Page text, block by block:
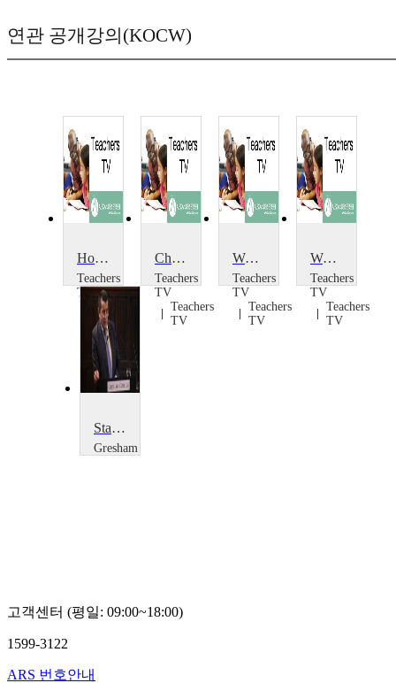
연관 공개강의(KOCW)
Holocaust: A Pre-war German Jewish Family
Teachers
TV
Teachers
TV
Children in World War II
Teachers
TV
Teachers
TV
Women Affected by War: Sudan
Teachers
TV
Teachers
TV
World War I: Christmas Truce Reenactment
Teachers
TV
Teachers
TV
State Involvement in War Crimes Trials
Gresham
고객센터 (평일: 09:00~18:00)
1599-3122
ARS 번호안내